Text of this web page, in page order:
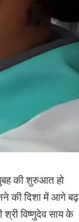
की शुरुआत हो
की दिशा में आगे बढ़
विष्णुदेव साय के